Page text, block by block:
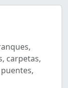
carpetas,